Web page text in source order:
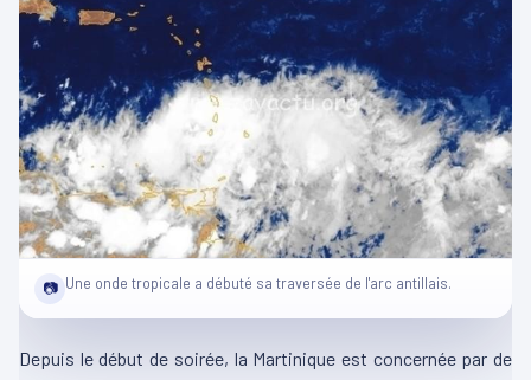
📷 Une onde tropicale a débuté sa traversée de l'arc antillais.
Depuis le début de soirée, la Martinique est concernée par de